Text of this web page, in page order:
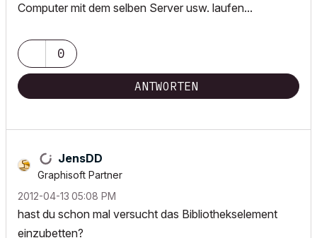
Computer mit dem selben Server usw. laufen...
0
ANTWORTEN
JensDD
Graphisoft Partner
‎2012-04-13 05:08 PM
hast du schon mal versucht das Bibliothekselement
einzubetten?